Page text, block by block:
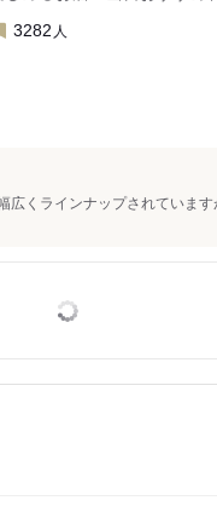
3282 人
広くラインナップされていま